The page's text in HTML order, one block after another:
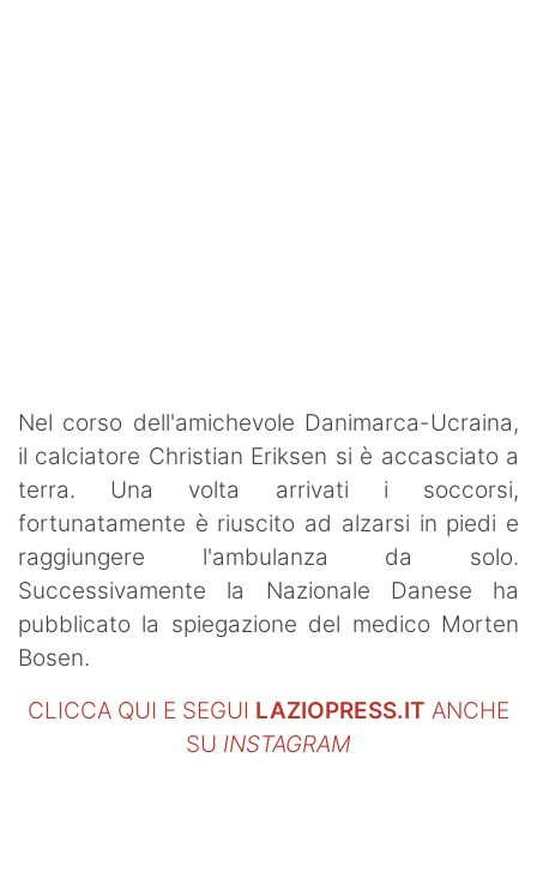
Nel corso dell'amichevole Danimarca-Ucraina,
il calciatore Christian Eriksen si è accasciato a
terra. Una volta arrivati i soccorsi,
fortunatamente è riuscito ad alzarsi in piedi e
raggiungere l'ambulanza da solo.
Successivamente la Nazionale Danese ha
pubblicato la spiegazione del medico Morten
Bosen.
CLICCA QUI E SEGUI LAZIOPRESS.IT ANCHE
SU INSTAGRAM